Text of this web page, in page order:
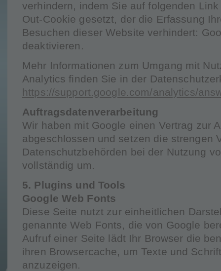
verhindern, indem Sie auf folgenden
Out-Cookie gesetzt, der die Erfassung
Besuchen dieser Website verhindert:
deaktivieren.
Mehr Informationen zum Umgang mit
Analytics finden Sie in der
https://support.google.com/analytics/
Auftragsdatenverarbeitung
Wir haben mit Google einen Vertrag zur
abgeschlossen und setzen die strengen
Datenschutzbehörden bei der Nutzung
vollständig um.
5. Plugins und Tools
Google Web Fonts
Diese Seite nutzt zur einheitlichen
genannte Web Fonts, die von Google
Aufruf einer Seite lädt Ihr Browser die
ihren Browsercache, um Texte und
anzuzeigen.